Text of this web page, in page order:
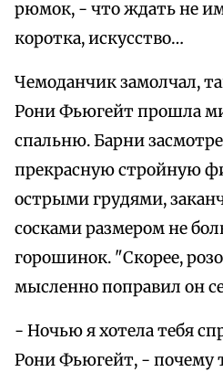
рюмок, - что ждать не
коротка, искусство…
Чемоданчик замолчал,
Рони Фьюгейт прошла
спальню. Барни
прекрасную стройную
острыми грудями,
сосками размером не
горошинок. "Скорее,
мысленно поправил он
- Ночью я хотела тебя
Рони Фьюгейт, - почему